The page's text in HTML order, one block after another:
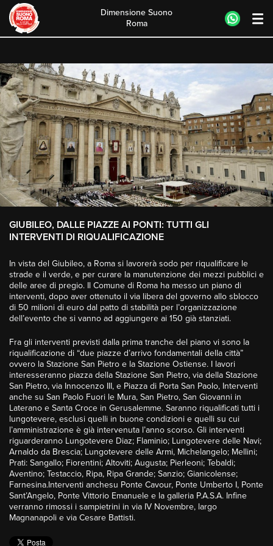
content
Dimensione Suono
Roma
GIUBILEO, DALLE PIAZZE AI PONTI: TUTTI GLI
INTERVENTI DI RIQUALIFICAZIONE
In vista del Giubileo, a Roma si lavorerà sodo per riqualificare le
strade e il verde, e per curare la manutenzione dei mezzi pubblici e
delle aree di pregio. Il Comune di Roma ha messo un piano di
interventi, dopo aver ottenuto il via libera del governo allo sblocco
di 50 milioni di euro dal patto di stabilità per l’organizzazione
dell’evento che si vanno ad aggiungere ai 150 già stanziati.
Fra gli interventi previsti dalla prima tranche del piano vi sono la
riqualificazione di “due piazze d’arrivo fondamentali della città”
ovvero la Stazione San Pietro e la Stazione Ostiense. I lavori
interesseranno piazza della Stazione San Pietro, via della Stazione
San Pietro, via Innocenzo III, e Piazza di Porta San Paolo, Interventi
anche su San Paolo Fuori le Mura, San Pietro, San Giovanni in
Laterano e Santa Croce in Gerusalemme. Saranno riqualificati tutti i
lungotevere, esclusi quelli in buone condizioni e quelli su cui
l’amministrazione è già intervenuta l’anno scorso. Gli interventi
riguarderanno Lungotevere Diaz; Flaminio; Lungotevere delle Navi;
Arnaldo da Brescia; Lungotevere delle Armi, Michelangelo; Mellini;
Prati: Sangallo; Fiorentini; Altoviti; Augusta; Pierleoni; Tebaldi;
Aventino; Testaccio, Ripa, Ripa Grande; Sanzio; Gianicolense;
Farnesina.Interventi anchesu Ponte Cavour, Ponte Umberto I, Ponte
Sant’Angelo, Ponte Vittorio Emanuele e la galleria P.A.S.A. Infine
verranno rimossi i sampietrini in via IV Novembre, largo
Magnanapoli e via Cesare Battisti.